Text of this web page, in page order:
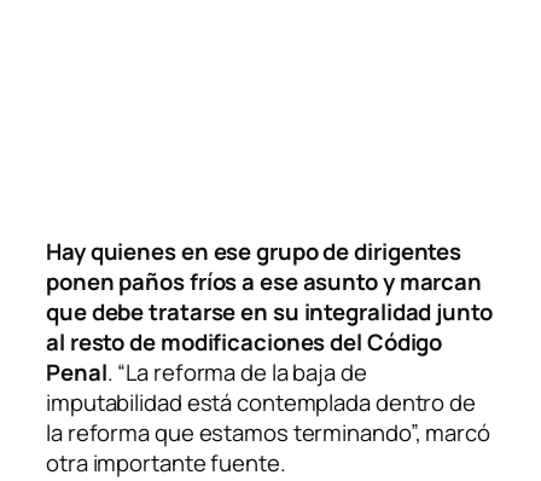
Hay quienes en ese grupo de dirigentes
ponen paños fríos a ese asunto y marcan
que debe tratarse en su integralidad junto
al resto de modificaciones del Código
Penal. “La reforma de la baja de
imputabilidad está contemplada dentro de
la reforma que estamos terminando”, marcó
otra importante fuente.